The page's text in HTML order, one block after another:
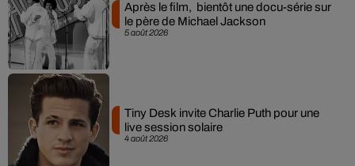
5 août 2026
Après le film, bientôt une docu-série sur
le père de Michael Jackson
4 août 2026
Tiny Desk invite Charlie Puth pour une
live session solaire